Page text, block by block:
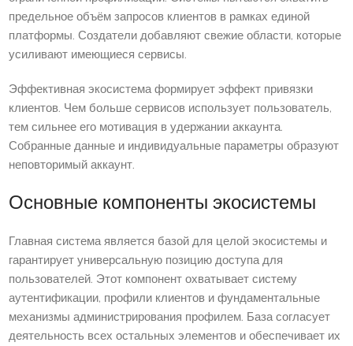
предельное объём запросов клиентов в рамках единой
платформы. Создатели добавляют свежие области, которые
усиливают имеющиеся сервисы.
Эффективная экосистема формирует эффект привязки
клиентов. Чем больше сервисов использует пользователь,
тем сильнее его мотивация в удержании аккаунта.
Собранные данные и индивидуальные параметры образуют
неповторимый аккаунт.
Основные компоненты экосистемы
Главная система является базой для целой экосистемы и
гарантирует универсальную позицию доступа для
пользователей. Этот компонент охватывает систему
аутентификации, профили клиентов и фундаментальные
механизмы администрирования профилем. База согласует
деятельность всех остальных элементов и обеспечивает их